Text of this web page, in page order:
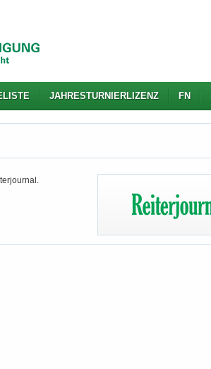
JAHRESTURNIERLIZENZ FN